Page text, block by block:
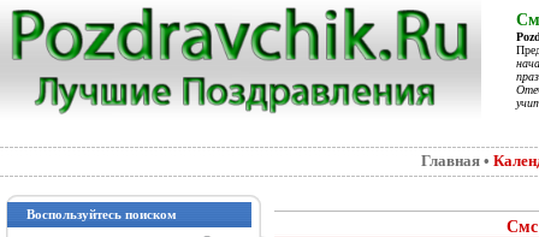
Главная •
Воспользуйтесь поиском
Смс